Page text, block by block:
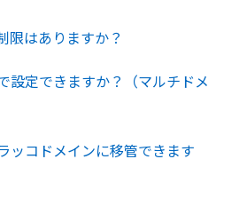
限はありますか？
設定できますか？（マルチドメ
ッコドメインに移管できます